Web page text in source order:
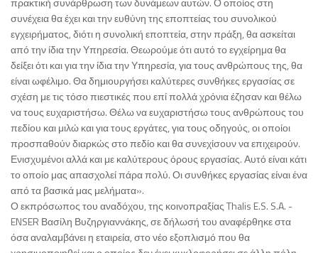
συνέχεια θα έχει και την ευθύνη της εποπτείας του συνολικού
εγχειρήματος, διότι η συνολική εποπτεία, στην πράξη, θα ασκείται
από την ίδια την Υπηρεσία. Θεωρούμε ότι αυτό το εγχείρημα θα
δείξει ότι και για την ίδια την Υπηρεσία, για τους ανθρώπους της, θα
είναι ωφέλιμο. Θα δημιουργήσει καλύτερες συνθήκες εργασίας σε
σχέση με τις τόσο πιεστικές που επί πολλά χρόνια έζησαν και θέλω
να τους ευχαριστήσω. Θέλω να ευχαριστήσω τους ανθρώπους του
πεδίου και μιλώ και για τους εργάτες, για τους οδηγούς, οι οποίοι
προσπαθούν διαρκώς στο πεδίο και θα συνεχίσουν να επιχειρούν.
Ενισχυμένοι αλλά και με καλύτερους όρους εργασίας. Αυτό είναι κάτι
το οποίο μας απασχολεί πάρα πολύ. Οι συνθήκες εργασίας είναι ένα
από τα βασικά μας μελήματα».
Ο εκπρόσωπος του αναδόχου, της κοινοπραξίας Thalis E.S. S.A. -
ENSER Βασίλη Βυζηργιαννάκης, σε δήλωσή του αναφέρθηκε στα
όσα αναλαμβάνει η εταιρεία, στο νέο εξοπλισμό που θα